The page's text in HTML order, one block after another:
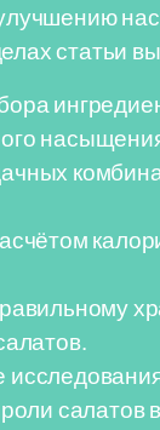
статьи
салатов